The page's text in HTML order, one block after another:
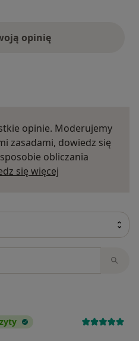
opinię
opinie. Moderujemy
zasadami, dowiedz się
obliczania
się więcej